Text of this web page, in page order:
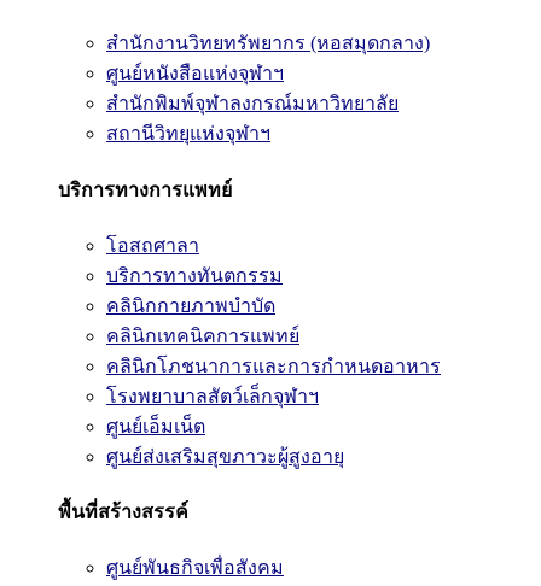
สำนักงานวิทยทรัพยากร (หอสมุดกลาง)
ศูนย์หนังสือแห่งจุฬาฯ
สำนักพิมพ์จุฬาลงกรณ์มหาวิทยาลัย
สถานีวิทยุแห่งจุฬาฯ
บริการทางการแพทย์
โอสถศาลา
บริการทางทันตกรรม
คลินิกกายภาพบำบัด
คลินิกเทคนิคการแพทย์
คลินิกโภชนาการและการกำหนดอาหาร
โรงพยาบาลสัตว์เล็กจุฬาฯ
ศูนย์เอ็มเน็ต
ศูนย์ส่งเสริมสุขภาวะผู้สูงอายุ
พื้นที่สร้างสรรค์
ศูนย์พันธกิจเพื่อสังคม